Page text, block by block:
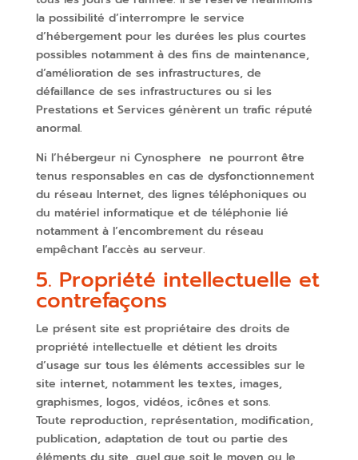
la possibilité d’interrompre le service
d’hébergement pour les durées les plus courtes
possibles notamment à des fins de maintenance,
d’amélioration de ses infrastructures, de
défaillance de ses infrastructures ou si les
Prestations et Services génèrent un trafic réputé
anormal.
Ni l’hébergeur ni Cynosphere ne pourront être
tenus responsables en cas de dysfonctionnement
du réseau Internet, des lignes téléphoniques ou
du matériel informatique et de téléphonie lié
notamment à l’encombrement du réseau
empêchant l’accès au serveur.
5. Propriété intellectuelle et
contrefaçons
Le présent site est propriétaire des droits de
propriété intellectuelle et détient les droits
d’usage sur tous les éléments accessibles sur le
site internet, notamment les textes, images,
graphismes, logos, vidéos, icônes et sons.
Toute reproduction, représentation, modification,
publication, adaptation de tout ou partie des